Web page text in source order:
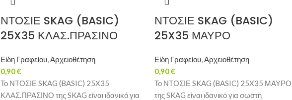
ΝΤΟΣΙΕ SKAG (BASIC)
25X35 ΚΛΑΣ.ΠΡΑΣΙΝΟ
Είδη Γραφείου,Αρχειοθέτηση
0,90€
Το ΝΤΟΣΙΕ SKAG (BASIC) 25X35
ΚΛΑΣ.ΠΡΑΣΙΝΟ της SKAG είναι ιδανικό για
ΝΤΟΣΙΕ SKAG (BASIC)
25X35 ΜΑΥΡΟ
Είδη Γραφείου,Αρχειοθέτηση
0,90€
Το ΝΤΟΣΙΕ SKAG (BASIC) 25X35 ΜΑΥΡΟ
της SKAG είναι ιδανικό για σωστή